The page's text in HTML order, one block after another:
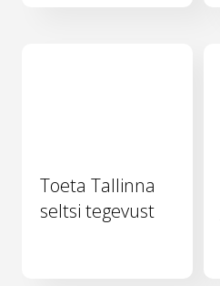
Toeta Tallinna
seltsi tegevust